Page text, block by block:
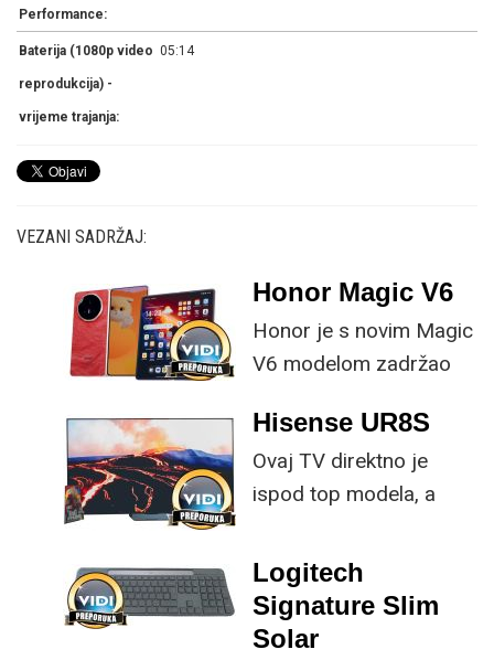
Performance:
Baterija (1080p video
reprodukcija) -
vrijeme trajanja:
05:14
VEZANI SADRŽAJ:
Honor Magic V6
Honor je s novim Magic
V6 modelom zadržao
specifikacije, no
istovremeno
implementirao
ključne svakom
korisniku.
Hisense UR8S
Ovaj TV direktno je
ispod top modela, a
male ustupke možete
osjetno uštedjeti pri
kupnji.
Logitech
Signature Slim
Solar